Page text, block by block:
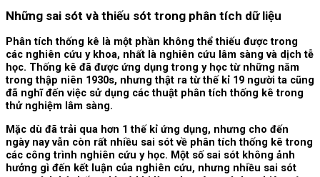
Những sai sót và thiếu sót trong phân tích dữ liệu
Phân tích thống kê là một phần không thể thiếu được trong
các nghiên cứu y khoa, nhất là nghiên cứu lâm sàng và dịch tễ
học. Thống kê đã được ứng dụng trong y học từ những năm
trong thập niên 1930s, nhưng thật ra từ thế kỉ 19 người ta cũng
đã nghĩ đến việc sử dụng các thuật phân tích thống kê trong
thử nghiệm lâm sàng.
Mặc dù đã trải qua hơn 1 thế kỉ ứng dụng, nhưng cho đến
ngày nay vẫn còn rất nhiều sai sót về phân tích thống kê trong
các công trình nghiên cứu y học. Một số sai sót không ảnh
hưởng gì đến kết luận của nghiên cứu, nhưng nhiều sai sót